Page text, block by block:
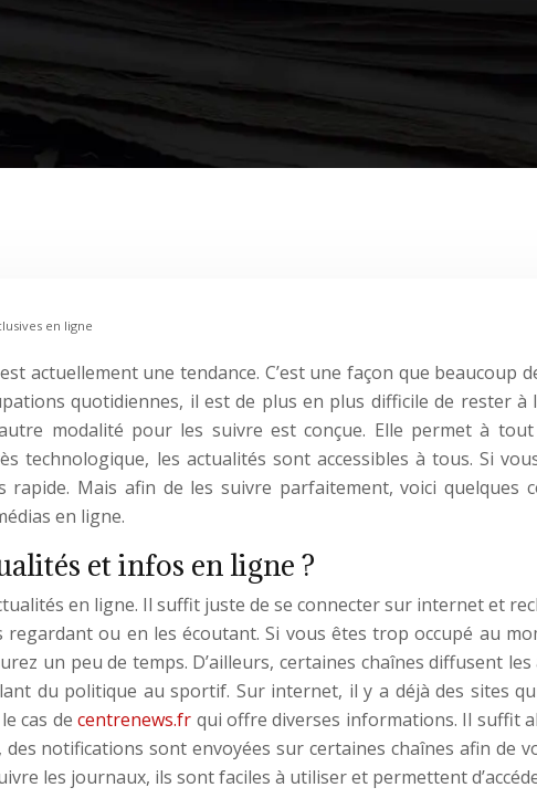
en ligne
actuellement une tendance. C’est une façon que
quotidiennes, il est de plus en plus difficile de
modalité pour les suivre est conçue. Elle permet à
technologique, les actualités sont accessibles à tous. Si
rapide. Mais afin de les suivre parfaitement, voici quelques
en ligne.
et infos en ligne ?
en ligne. Il suffit juste de se connecter sur internet et
ou en les écoutant. Si vous êtes trop occupé au
un peu de temps. D’ailleurs, certaines chaînes diffusent les
du politique au sportif. Sur internet, il y a déjà des sites
le cas decentrenews.fr qui offre diverses informations. Il suffit
notifications sont envoyées sur certaines chaînes afin de
les journaux, ils sont faciles à utiliser et permettent